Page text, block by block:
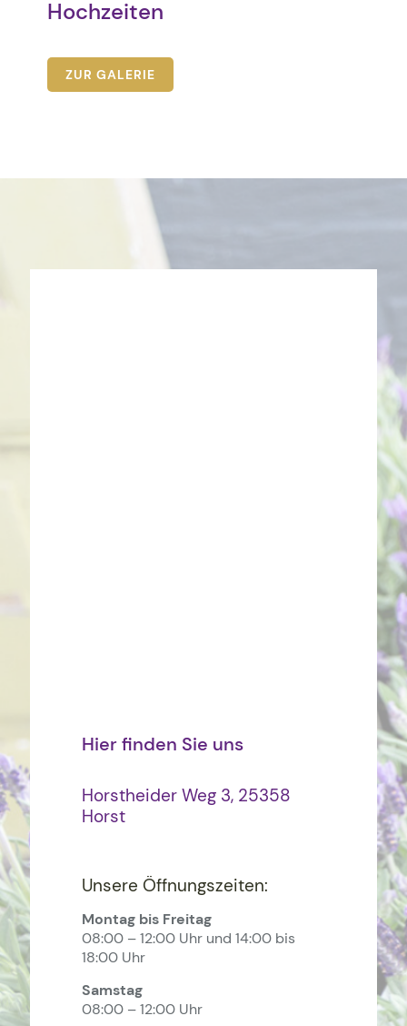
Hochzeiten
ZUR GALERIE
Hier finden Sie uns
Horstheider Weg 3, 25358
Horst
Unsere Öffnungszeiten:
Montag bis Freitag
08:00 – 12:00 Uhr und 14:00 bis
18:00 Uhr
Samstag
08:00 – 12:00 Uhr